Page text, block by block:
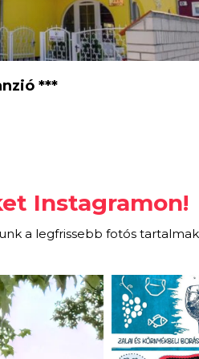
***
Instagramon!
a legfrissebb fotós